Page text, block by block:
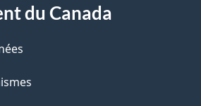
du Canada